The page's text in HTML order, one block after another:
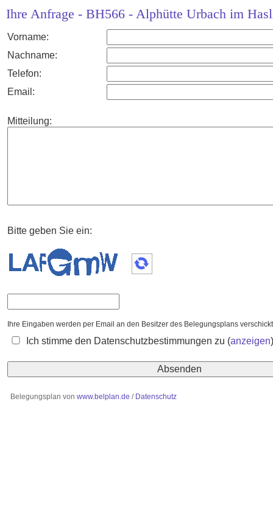
Ihre Anfrage - BH566 - Alphütte Urbach im
Vorname:
Nachname:
Telefon:
Email:
Mitteilung:
Bitte geben Sie ein:
Ihre Eingaben werden per Email an den Besitzer des Belegungsplans
Ich stimme den Datenschutzbestimmungen zu (anzeigen
Belegungsplan von www.belplan.de / Datenschutz